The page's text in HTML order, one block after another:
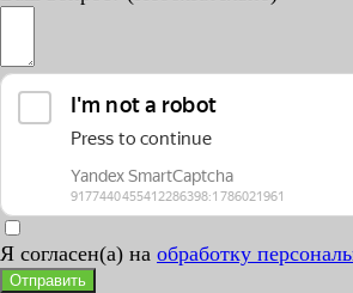
Я согласен(а) на обработку
Отправить